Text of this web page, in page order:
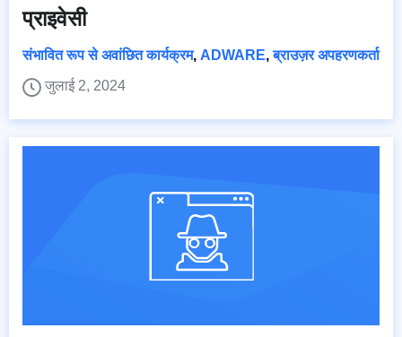
प्राइवेसी
संभावित रूप से अवांछित कार्यक्रम, ADWARE,ब्राउज़र अपहरणकर्ता
जुलाई 2, 2024